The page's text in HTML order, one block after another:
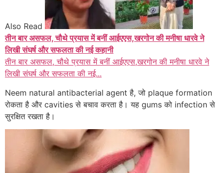
Also Read
तीन बार असफल, चौथे प्रयास में बनीं आईएएस,खरगोन की मनीषा धारवे ने
लिखी संघर्ष और सफलता की नई कहानी
तीन बार असफल, चौथे प्रयास में बनीं आईएएस,खरगोन की मनीषा धारवे ने
लिखी संघर्ष और सफलता की नई...
Neem natural antibacterial agent है, जो plaque formation
रोकता है और cavities से बचाव करता है। यह gums को infection से
सुरक्षित रखता है।